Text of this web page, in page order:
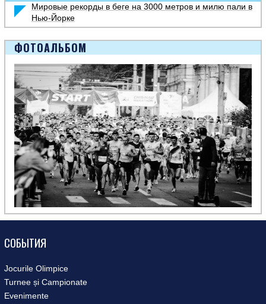
Мировые рекорды в беге на 3000 метров и милю пали в
Нью-Йорке
ФОТОАЛЬБОМ
СОБЫТИЯ
Jocurile Olimpice
Turnee și Campionate
Evenimente